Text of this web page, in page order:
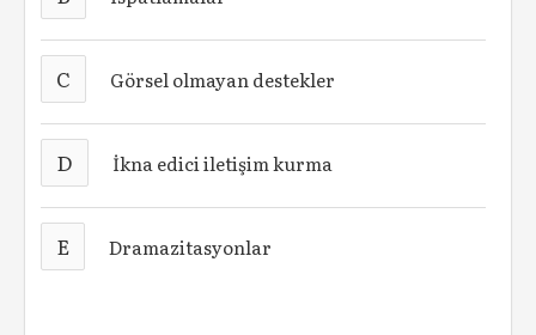
C Görsel olmayan destekler
D İkna edici iletişim kurma
E Dramazitasyonlar